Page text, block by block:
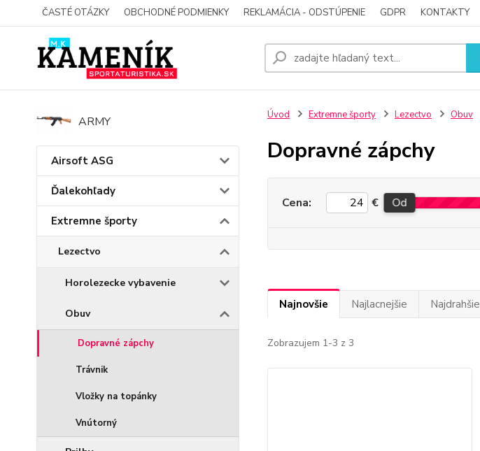
ČASTÉ OTÁZKY OBCHODNÉ PODMIENKY REKLAMÁCIA - ODSTÚPENIE GDPR KONTAKTY
ARMY
Airsoft ASG
Ďalekohľady
Extremne športy
Lezectvo
Horolezecke vybavenie
Obuv
Dopravné zápchy
Trávnik
Vložky na topánky
Vnútorný
Úvod Extremne športy Lezectvo Obuv
Dopravné zápchy
Cena: € Od
Najnovšie Najlacnejšie Najdrahšie
Zobrazujem 1-3 z 3